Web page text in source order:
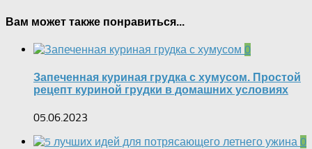
Вам может также понравиться...
0
Запеченная куриная грудка с хумусом. Простой
рецепт куриной грудки в домашних условиях
05.06.2023
0